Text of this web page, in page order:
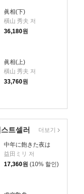
眞相(下)
橫山 秀夫 저
36,180원
眞相(上)
橫山 秀夫 저
33,760원
트셀러
中年に飽きた夜は
益田ミリ 저
17,360원 (10% 할인)
더보기